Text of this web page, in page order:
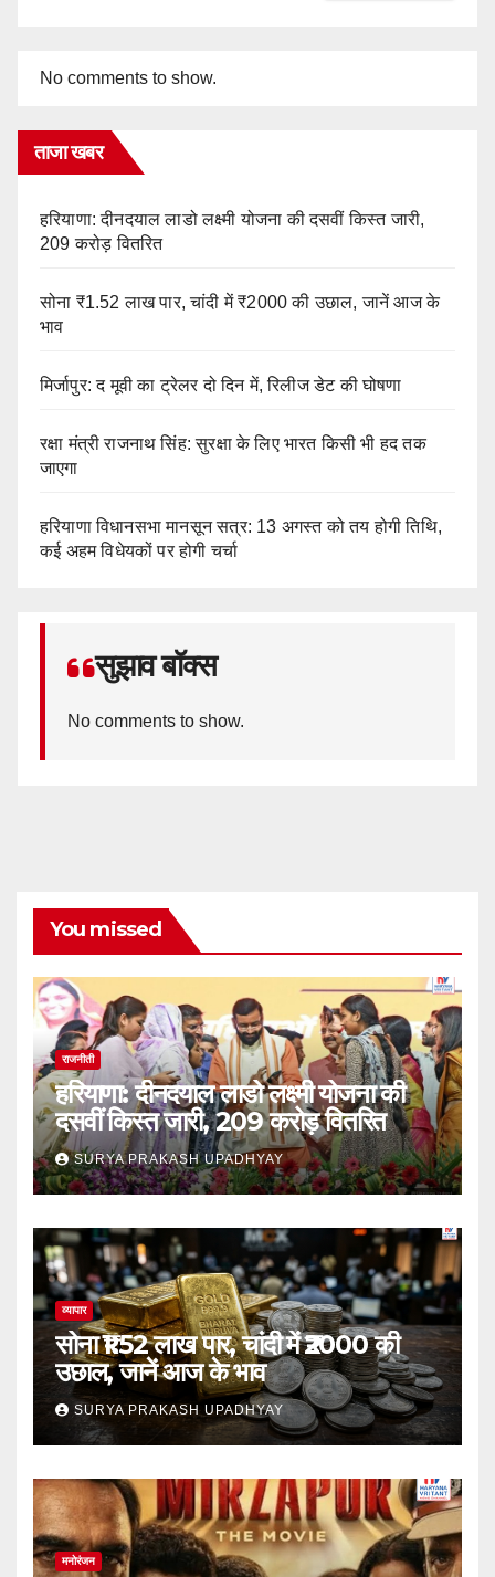
No comments to show.
ताजा खबर
हरियाणा: दीनदयाल लाडो लक्ष्मी योजना की दसवीं किस्त जारी,
209 करोड़ वितरित
सोना ₹1.52 लाख पार, चांदी में ₹2000 की उछाल, जानें आज के
भाव
मिर्जापुर: द मूवी का ट्रेलर दो दिन में, रिलीज डेट की घोषणा
रक्षा मंत्री राजनाथ सिंह: सुरक्षा के लिए भारत किसी भी हद तक
जाएगा
हरियाणा विधानसभा मानसून सत्र: 13 अगस्त को तय होगी तिथि,
कई अहम विधेयकों पर होगी चर्चा
सुझाव बॉक्स
No comments to show.
You missed
राजनीती
हरियाणा: दीनदयाल लाडो लक्ष्मी योजना की
दसवीं किस्त जारी, 209 करोड़ वितरित
SURYA PRAKASH UPADHYAY
व्यापार
सोना ₹1.52 लाख पार, चांदी में ₹2000 की
उछाल, जानें आज के भाव
SURYA PRAKASH UPADHYAY
मनोरंजन